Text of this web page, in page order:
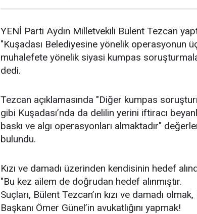
YENİ Parti Aydın Milletvekili Bülent Tezcan
"Kuşadası Belediyesine yönelik operasyonun
muhalefete yönelik siyasi kumpas
dedi.
Tezcan açıklamasında "Diğer kumpas
gibi Kuşadası’nda da delilin yerini iftiracı
baskı ve algı operasyonları almaktadır"
bulundu.
Kızı ve damadı üzerinden kendisinin hedef
"Bu kez ailem de doğrudan hedef alınmıştır.
Suçları, Bülent Tezcan’ın kızı ve damadı
Başkanı Ömer Günel’in avukatlığını yapmak!